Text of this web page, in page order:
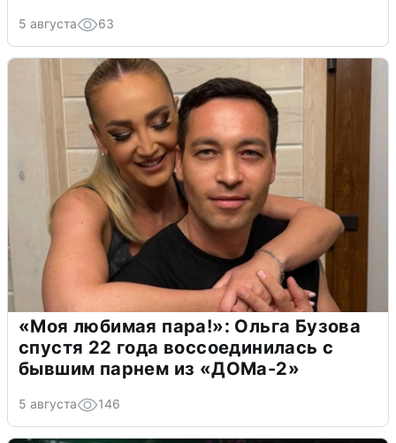
5 августа 63
«Моя любимая пара!»: Ольга Бузова
спустя 22 года воссоединилась с
бывшим парнем из «ДОМа-2»
5 августа 146